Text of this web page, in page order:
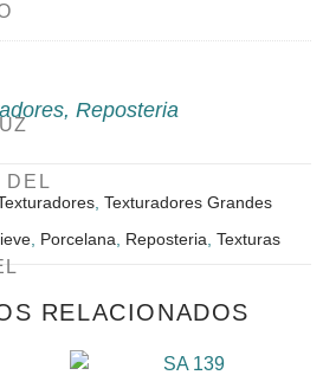
DEL
, Reposteria
Texturadores Grandes
Porcelana Reposteria Texturas
RELACIONADOS